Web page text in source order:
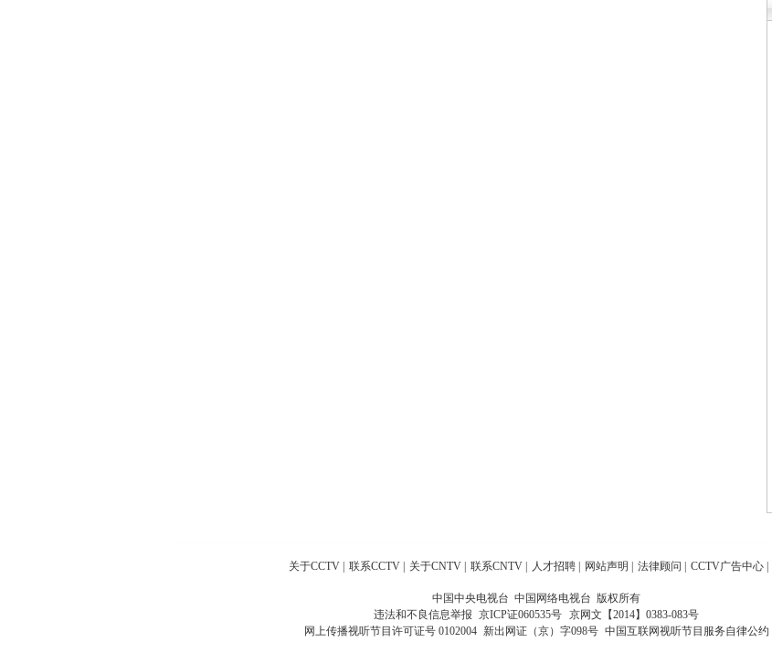
关于CCTV 联系CCTV 关于CNTV 联系CNTV 人才招聘 网站声明 法律顾问 CCTV广告中心
中国中央电视台 中国网络电视台 版权所有
违法和不良信息举报 京ICP证060535号
京网文【2014】0383-083号
网上传播视听节目许可证号 0102004 新出网证（京）字098号 中国互联网视听节目服务自律公约